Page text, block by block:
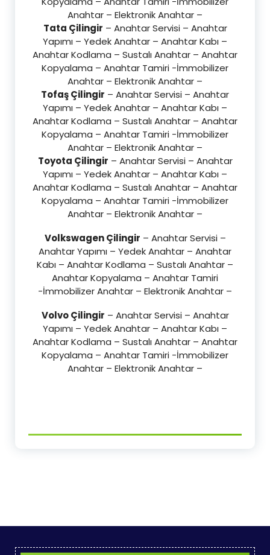
Anahtar – Elektronik Anahtar –
Tata Çilingir – Anahtar Servisi – Anahtar
Yapımı – Yedek Anahtar – Anahtar Kabı –
Anahtar Kodlama – Sustalı Anahtar – Anahtar
Kopyalama – Anahtar Tamiri -İmmobilizer
Anahtar – Elektronik Anahtar –
Tofaş Çilingir – Anahtar Servisi – Anahtar
Yapımı – Yedek Anahtar – Anahtar Kabı –
Anahtar Kodlama – Sustalı Anahtar – Anahtar
Kopyalama – Anahtar Tamiri -İmmobilizer
Anahtar – Elektronik Anahtar –
Toyota Çilingir – Anahtar Servisi – Anahtar
Yapımı – Yedek Anahtar – Anahtar Kabı –
Anahtar Kodlama – Sustalı Anahtar – Anahtar
Kopyalama – Anahtar Tamiri -İmmobilizer
Anahtar – Elektronik Anahtar –
Volkswagen Çilingir – Anahtar Servisi –
Anahtar Yapımı – Yedek Anahtar – Anahtar
Kabı – Anahtar Kodlama – Sustalı Anahtar –
Anahtar Kopyalama – Anahtar Tamiri
-İmmobilizer Anahtar – Elektronik Anahtar –
Volvo Çilingir – Anahtar Servisi – Anahtar
Yapımı – Yedek Anahtar – Anahtar Kabı –
Anahtar Kodlama – Sustalı Anahtar – Anahtar
Kopyalama – Anahtar Tamiri -İmmobilizer
Anahtar – Elektronik Anahtar –